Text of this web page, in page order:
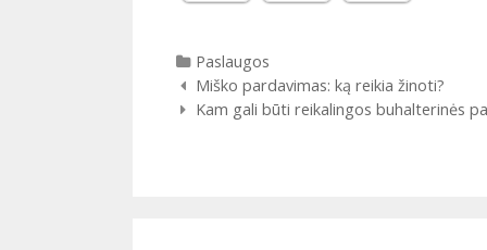
Kategorijos
Paslaugos
Įrašų navigacija
Miško pardavimas: ką reikia žinoti?
Kam gali būti reikalingos buhalterinės